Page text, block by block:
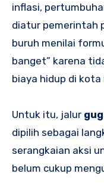
inflasi,
diatur pemerintah
buruh menilai
banget” karena
biaya hidup di
Untuk itu, jalur
dipilih sebagai
serangkaian aksi
belum cukup